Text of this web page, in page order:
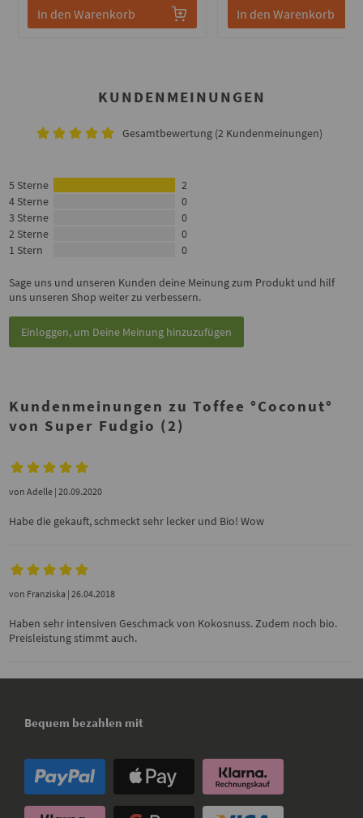
In den Warenkorb In den Warenkorb
KUNDENMEINUNGEN
Gesamtbewertung (2 Kundenmeinungen)
5 Sterne
2
4 Sterne
0
3 Sterne
0
2 Sterne
0
1 Stern
0
Sage uns und unseren Kunden deine Meinung zum Produkt und hilf
uns unseren Shop weiter zu verbessern.
Einloggen, um Deine Meinung hinzuzufügen
Kundenmeinungen zu Toffee °Coconut°
von Super Fudgio (2)
vonAdelle | 20.09.2020
Habe die gekauft, schmeckt sehr lecker und Bio! Wow
von Franziska | 26.04.2018
Haben sehr intensiven Geschmack von Kokosnuss. Zudem noch bio.
Preisleistung stimmt auch.
Bequem bezahlen mit